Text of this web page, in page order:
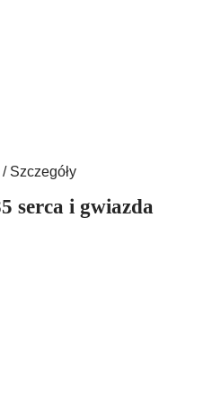
/ Szczegóły
serca i gwiazda